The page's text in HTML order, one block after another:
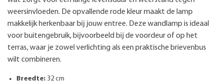
weersinvloeden. De opvallende rode kleur maakt de lamp
makkelijk herkenbaar bij jouw entree. Deze wandlamp is ideaal
voor buitengebruik, bijvoorbeeld bij de voordeur of op het
terras, waar je zowel verlichting als een praktische brievenbus
wilt combineren.
Breedte: 32 cm